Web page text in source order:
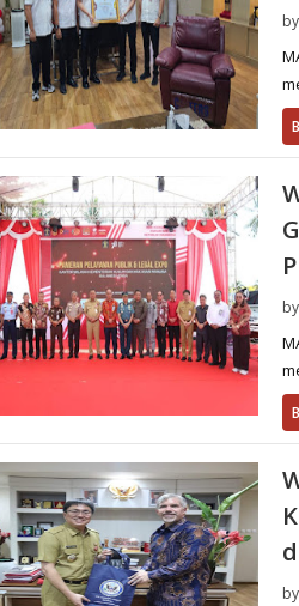
by
by
by